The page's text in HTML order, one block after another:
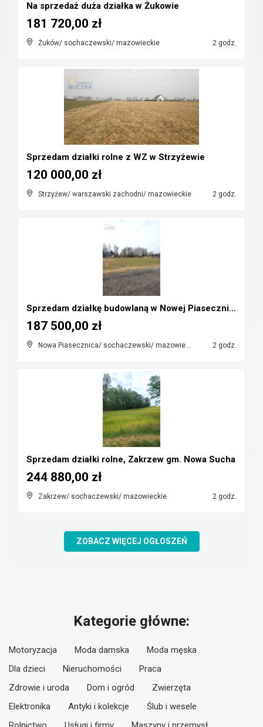
Na sprzedaż duża działka w Żukowie
Żuków/ sochaczewski/ mazowieckie 2 godz.
181 720,00 zł
Sprzedam działki rolne z WZ w Strzyżewie
Strzyżew/ warszawski zachodni/ mazowieckie 2 godz.
120 000,00 zł
Sprzedam działkę budowlaną w Nowej Piasecznicy
Nowa Piasecznica/ sochaczewski/ mazowieckie 2 godz.
187 500,00 zł
Sprzedam działki rolne, Zakrzew gm. Nowa Sucha
Zakrzew/ sochaczewski/ mazowieckie 2 godz.
244 880,00 zł
ZOBACZ WIĘCEJ OGŁOSZEŃ
Kategorie główne:
Motoryzacja Moda damska
Moda męska
Dla dzieci
Nieruchomości
Praca
Zdrowie i uroda
Dom i ogród
Zwierzęta
Elektronika
Antyki i kolekcje
Ślub i wesele